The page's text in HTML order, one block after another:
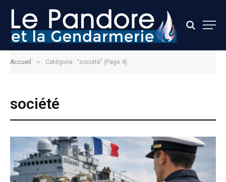
Accueil » Catégorie : "société" (Page 4)
société